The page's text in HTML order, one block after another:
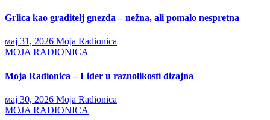
Grlica kao graditelj gnezda – nežna, ali pomalo nespretna
мај 31, 2026 Moja Radionica
MOJA RADIONICA
Moja Radionica – Lider u raznolikosti dizajna
мај 30, 2026 Moja Radionica
MOJA RADIONICA